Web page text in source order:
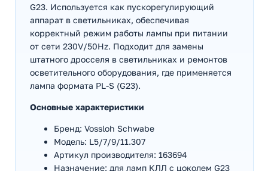
G23. Используется как пускорегулирующий
аппарат в светильниках, обеспечивая
корректный режим работы лампы при питании
от сети 230V/50Hz. Подходит для замены
штатного дросселя в светильниках и ремонтов
осветительного оборудования, где применяется
лампа формата PL-S (G23).
Основные характеристики
Бренд: Vossloh Schwabe
Модель: L5/7/9/11.307
Артикул производителя: 163694
Назначение: для ламп КЛЛ с цоколем G23